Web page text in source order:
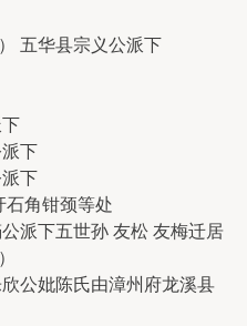
五华县宗义公派下
下
下
石角钳颈等处
派下五世孙 友松 友梅迁居
公妣陈氏由漳州府龙溪县